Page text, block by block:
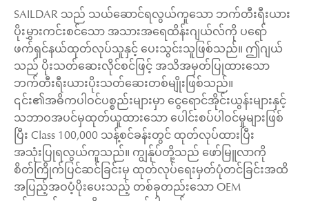
SAILDAR သည် သယ်ဆောင်ရလွယ်ကူသော ဘက်တီးရီးယား
ပိုးမွှားကင်းစင်သော အသားအရေထိန်းဂျယ်လ်ကို ပရော်
ဖက်ရှင်နယ်ထုတ်လုပ်သူနှင့် ပေးသွင်းသူဖြစ်သည်။ ဤဂျယ်
သည် ပိုးသတ်ဆေးလိုင်စင်ဖြင့် အသိအမှတ်ပြုထားသော
ဘက်တီးရီးယားပိုးသတ်ဆေးတစ်မျိုးဖြစ်သည်။
၎င်း၏အဓိကပါဝင်ပစ္စည်းများမှာ ငွေရောင်အိုင်းယွန်းများနှင့်
သဘာဝအပင်မှထုတ်ယူထားသော ပေါင်းစပ်ပါဝင်မှုများဖြစ်
ပြီး Class 100,000 သန့်စင်ခန်းတွင် ထုတ်လုပ်ထားပြီး
အသုံးပြုရလွယ်ကူသည်။ ကျွန်ုပ်တို့သည် ဖော်မြူလာကို
စိတ်ကြိုက်ပြင်ဆင်ခြင်းမှ ထုတ်လုပ်ရေးမှတ်ပုံတင်ခြင်းအထိ
အပြည့်အဝပံ့ပိုးပေးသည့် တစ်ခုတည်းသော OEM